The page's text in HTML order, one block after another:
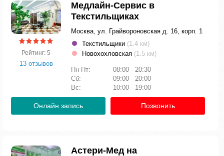
Рейтинг: 5
13 отзывов
Медлайн-Сервис в
Текстильщиках
Москва, ул. Грайвороновская д. 16, корп. 1
Текстильщики (1.4 км)
Новохохловская (1.5 км)
Пн-Пт:
08:00 - 20:30
Сб:
09:00 - 20:00
Вс:
10:00 - 19:00
Онлайн запись Позвонить
Астери-Мед на